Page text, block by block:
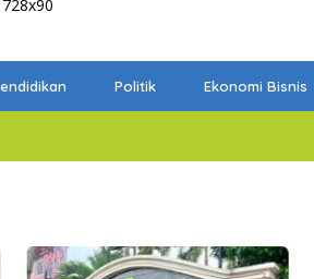
Politik Ekonomi Bisnis